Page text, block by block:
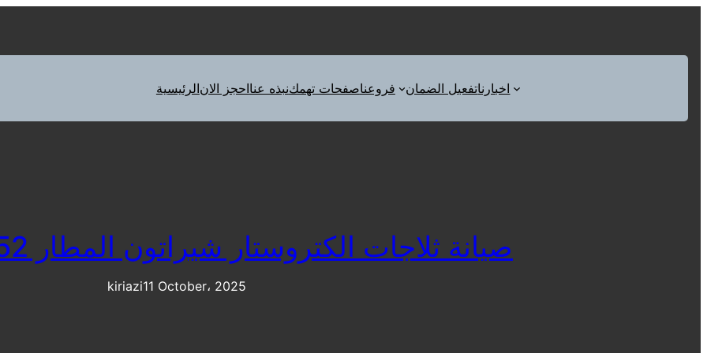
الرئيسيةاحجز الاننبذه عناصفحات تهمكفروعنا تفعيل الضماناخبارنا
صيانة ثلاجات الكتروستار شيراتون المطار 01210999852
kiriazi11 October، 2025